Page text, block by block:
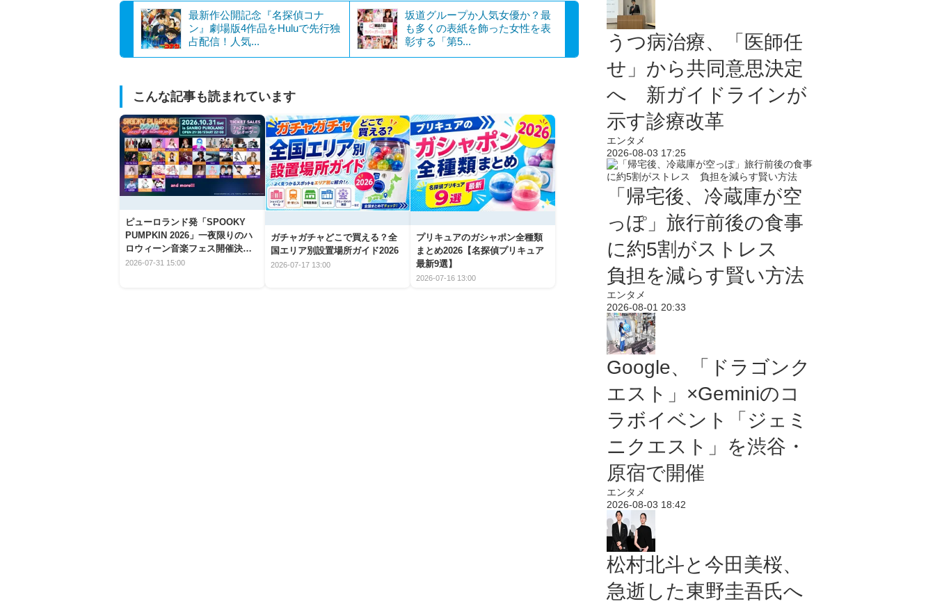
最新作公開記念『名探偵コナ
ン』劇場版4作品をHuluで先行独
占配信！人気...
坂道グループか人気女優か？最
も多くの表紙を飾った女性を表
彰する「第5...
こんな記事も読まれています
ピューロランド発「SPOOKY
PUMPKIN 2026」一夜限りのハ
ロウィーン音楽フェス開催決
定！
2026-07-31 15:00
ガチャガチャどこで買える？全
国エリア別設置場所ガイド2026
2026-07-17 13:00
プリキュアのガシャポン全種類
まとめ2026【名探偵プリキュア
最新9選】
2026-07-16 13:00
うつ病治療、「医師任
せ」から共同意思決定
へ 新ガイドラインが
示す診療改革
エンタメ
2026-08-03 17:25
「帰宅後、冷蔵庫が空
っぽ」旅行前後の食事
に約5割がストレス
負担を減らす賢い方法
エンタメ
2026-08-01 20:33
Google、「ドラゴンク
エスト」×Geminiのコ
ラボイベント「ジェミ
ニクエスト」を渋谷・
原宿で開催
エンタメ
2026-08-03 18:42
松村北斗と今田美桜、
急逝した東野圭吾氏へ